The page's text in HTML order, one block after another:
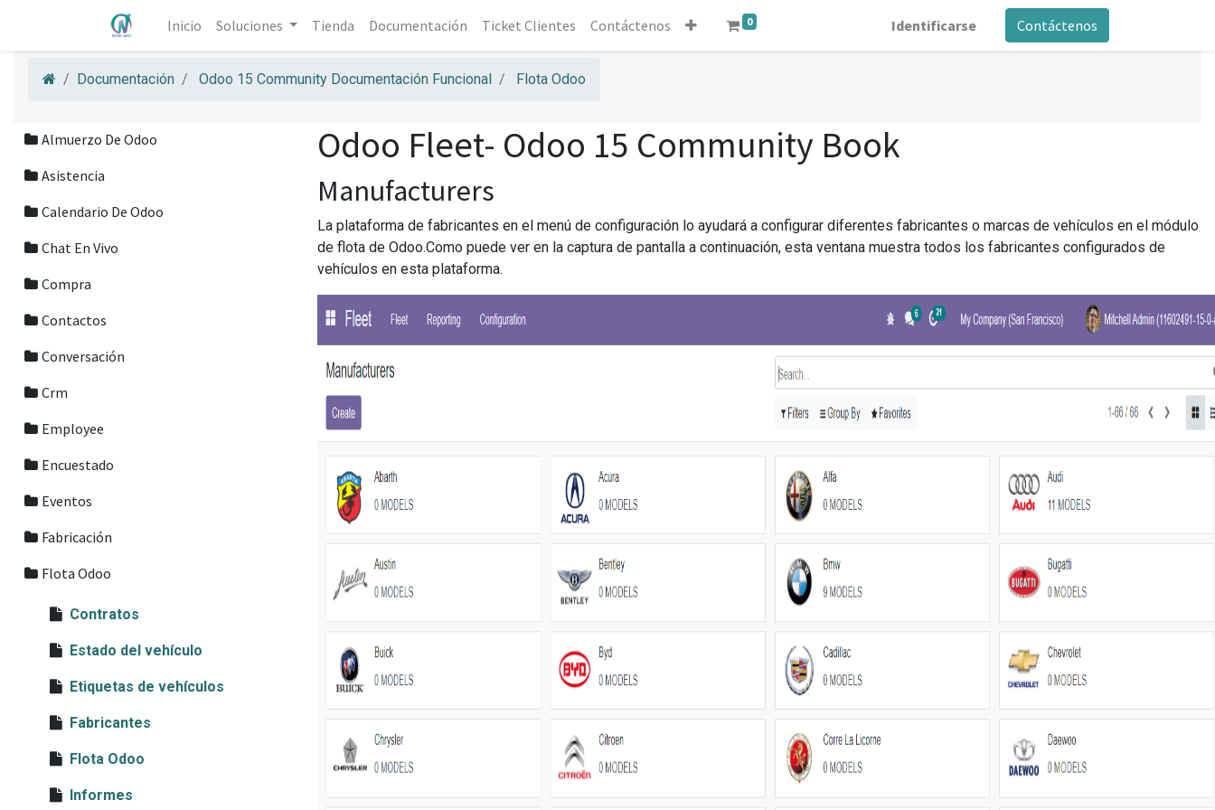
Inicio Soluciones Tienda Documentación Ticket Clientes Contáctenos 0 Identificarse Contáctenos
Documentación Odoo 15 Community Documentación Funcional Flota Odoo
Almuerzo De Odoo
Asistencia
Calendario De Odoo
Chat En Vivo
Compra
Contactos
Conversación
Crm
Employee
Encuestado
Eventos
Fabricación
Flota Odoo
Contratos
Estado del vehículo
Etiquetas de vehículos
Fabricantes
Flota Odoo
Informes
Odoo Fleet- Odoo 15 Community Book
Manufacturers
La plataforma de fabricantes en el menú de configuración lo ayudará a configurar diferentes fabricantes o marcas de vehículos en el módulo
de flota de Odoo.Como puede ver en la captura de pantalla a continuación, esta ventana muestra todos los fabricantes configurados de
vehículos en esta plataforma.